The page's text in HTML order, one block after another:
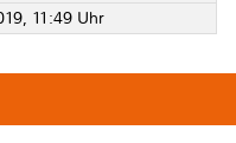
11:49 Uhr